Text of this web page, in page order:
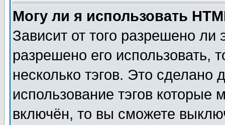
Могу ли я использовать
Зависит от того разрешено
разрешено его использовать,
несколько тэгов. Это сделано
использование тэгов
включён, то вы сможете